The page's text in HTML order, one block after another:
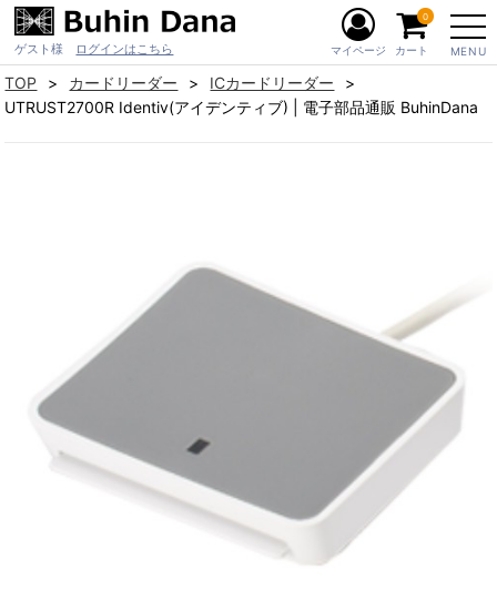
ゲスト様 ログインはこちら MENU
マイページ カート
0
TOP カードリーダー
ICカードリーダー
UTRUST2700R Identiv(アイデンティブ) | 電子部品通販 BuhinDana